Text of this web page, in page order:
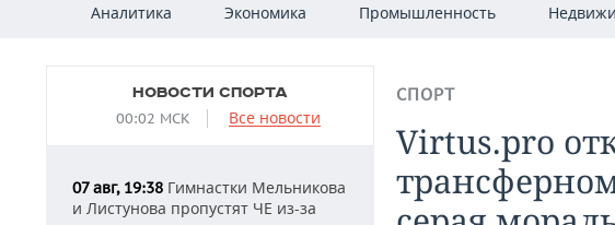
Аналитика Экономика Промышленность
НОВОСТИ СПОРТА
00:02 МСК Все новости
07 авг, 19:38 Гимнастки Мельникова
и Листунова пропустят ЧЕ из-за
СПОРТ
Virtus.pro